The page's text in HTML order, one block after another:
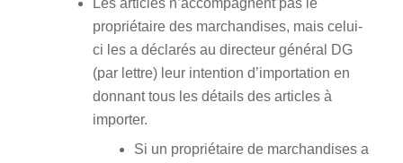
Les articles n’accompagnent pas le
propriétaire des marchandises, mais celui-
ci les a déclarés au directeur général DG
(par lettre) leur intention d’importation en
donnant tous les détails des articles à
importer.
Si un propriétaire de marchandises a